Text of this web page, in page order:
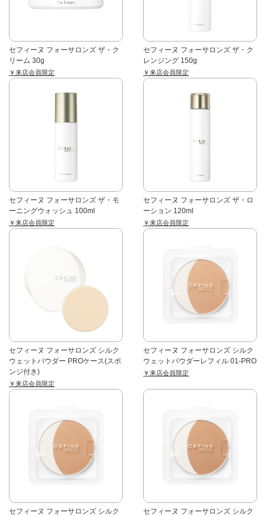
セフィーヌ フォーサロンズ ザ・ク
リーム 30g
￥来店会員限定
セフィーヌ フォーサロンズ ザ・ク
レンジング 150g
￥来店会員限定
セフィーヌ フォーサロンズ ザ・モ
ーニングウォッシュ 100ml
￥来店会員限定
セフィーヌ フォーサロンズ ザ・ロ
ーション 120ml
￥来店会員限定
セフィーヌ フォーサロンズ シルク
ウェットパウダー PROケース(スポ
ンジ付き)
￥来店会員限定
セフィーヌ フォーサロンズ シルク
ウェットパウダーレフィル 01-PRO
￥来店会員限定
セフィーヌ フォーサロンズ シルク
セフィーヌ フォーサロンズ シルク